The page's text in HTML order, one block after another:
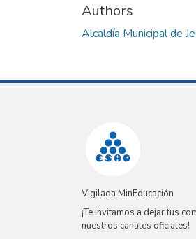
Authors
Alcaldía Municipal de
Vigilada MinEducación
¡Te invitamos a dejar tus
nuestros canales oficiales!